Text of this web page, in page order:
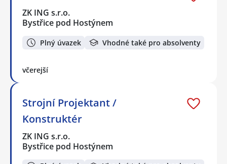
ZK ING s.r.o.
Bystřice pod Hostýnem
Plný úvazek Vhodné také pro absolventy
včerejší
Strojní Projektant /
Konstruktér
ZK ING s.r.o.
Bystřice pod Hostýnem